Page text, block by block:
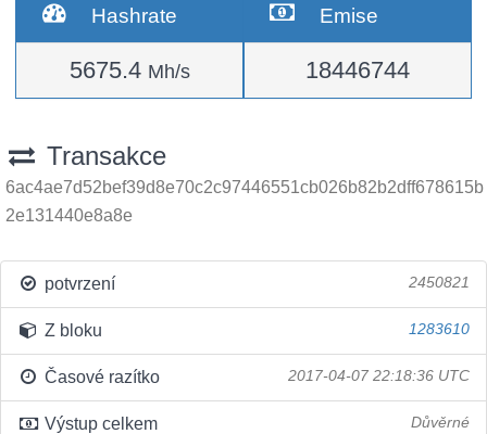
Hashrate
5675.4 Mh/s
Emise
18446744
Transakce
6ac4ae7d52bef39d8e70c2c97446551cb026b82b2dff678615b
2e131440e8a8e
potvrzení 2450821
Z bloku 1283610
Časové razítko 2017-04-07 22:18:36 UTC
Výstup celkem Důvěrné